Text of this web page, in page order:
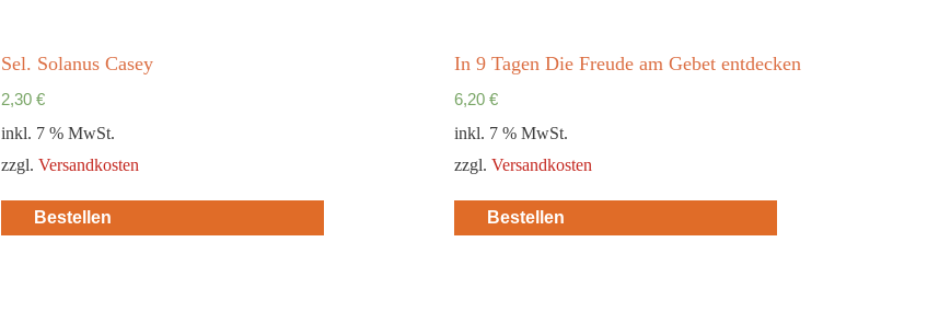
Sel. Solanus Casey
2,30 €
inkl. 7 % MwSt.
zzgl. Versandkosten
Bestellen
In 9 Tagen Die Freude am Gebet entdecken
6,20€
inkl. 7 % MwSt.
zzgl.Versandkosten
Bestellen